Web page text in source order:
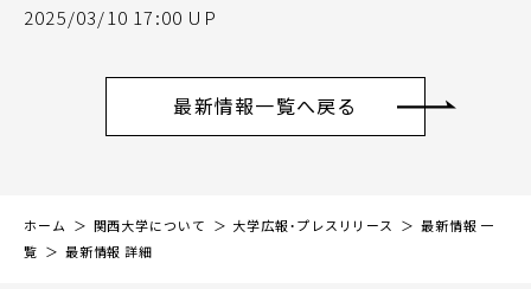
2025/03/10 17:00 UP
最新情報一覧へ戻る
ホーム 関西大学について 大学広報・プレスリリース
最新情報 一
覧
最新情報 詳細